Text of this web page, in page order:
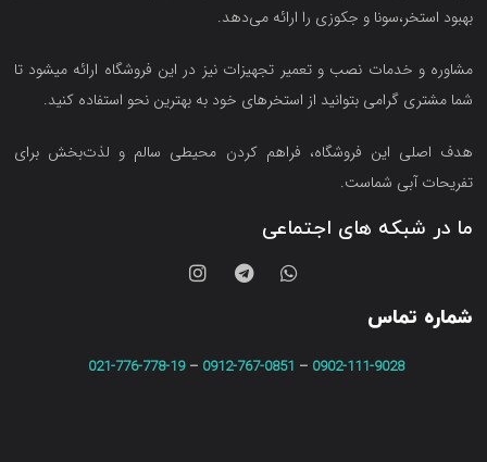
بهبود استخر،سونا و جکوزی را ارائه می‌دهد.
مشاوره و خدمات نصب و تعمیر تجهیزات نیز در این فروشگاه ارائه میشود تا
شما مشتری گرامی بتوانید از استخرهای خود به بهترین نحو استفاده کنید.
هدف اصلی این فروشگاه‌، فراهم کردن محیطی سالم و لذت‌بخش برای
تفریحات آبی شماست.
ما در شبکه های اجتماعی
شماره تماس
0902-111-9028
–
0912-767-0851
–
021-776-778-19